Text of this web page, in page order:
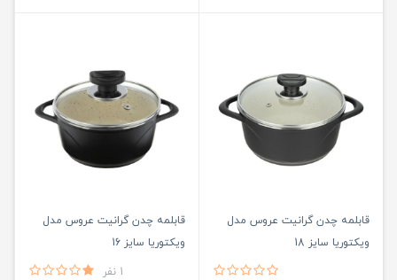
قابلمه چدن گرانیت عروس مدل
ویکتوریا سایز 18
قابلمه چدن گرانیت عروس مدل
ویکتوریا سایز 16
1 نفر